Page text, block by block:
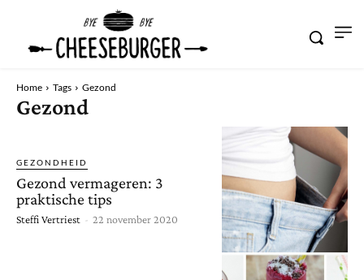
Home Tags Gezond
Gezond
GEZONDHEID
Gezond vermageren: 3
praktische tips
Steffi Vertriest - 22 november 2020